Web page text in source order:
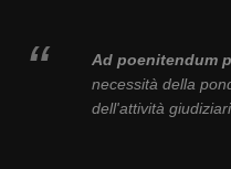
Ad poenitendum
necessità della
dell'attività